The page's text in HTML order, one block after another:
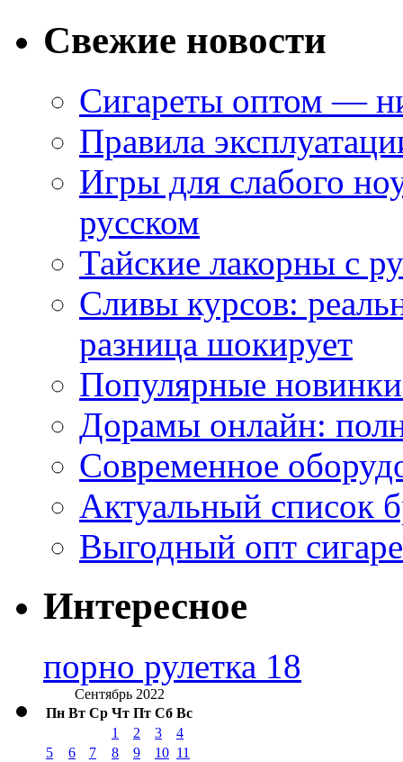
Свежие новости
Сигареты оптом —
Правила
Игры для слабого
русском
Тайские лакорны с
Сливы курсов:
разница шокирует
Популярные
Дорамы онлайн:
Современное
Актуальный список
Выгодный опт
Интересное
порно рулетка 18
Сентябрь 2022
Пн Вт Ср Чт Пт Сб Вс
1 2 3
4
5
6 7 8 9 10 11